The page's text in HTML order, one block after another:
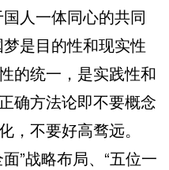
人一体同心的共同
是目的性和现实性
的统一，是实践性和
确方法论即不要概念
，不要好高骛远。
”战略布局、“五位一